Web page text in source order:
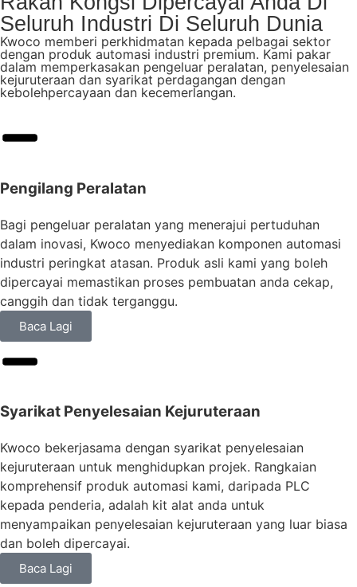
Seluruh Industri Di Seluruh Dunia
Kwoco memberi perkhidmatan kepada pelbagai sektor
dengan produk automasi industri premium. Kami pakar
dalam memperkasakan pengeluar peralatan, penyelesaian
kejuruteraan dan syarikat perdagangan dengan
kebolehpercayaan dan kecemerlangan.
Pengilang Peralatan
Bagi pengeluar peralatan yang menerajui pertuduhan
dalam inovasi, Kwoco menyediakan komponen automasi
industri peringkat atasan. Produk asli kami yang boleh
dipercayai memastikan proses pembuatan anda cekap,
canggih dan tidak terganggu.
Baca Lagi
Syarikat Penyelesaian Kejuruteraan
Kwoco bekerjasama dengan syarikat penyelesaian
kejuruteraan untuk menghidupkan projek. Rangkaian
komprehensif produk automasi kami, daripada PLC
kepada penderia, adalah kit alat anda untuk
menyampaikan penyelesaian kejuruteraan yang luar biasa
dan boleh dipercayai.
Baca Lagi